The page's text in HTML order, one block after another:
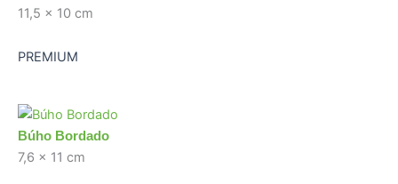
11,5 x 10 cm
PREMIUM
Búho Bordado
7,6 x 11 cm